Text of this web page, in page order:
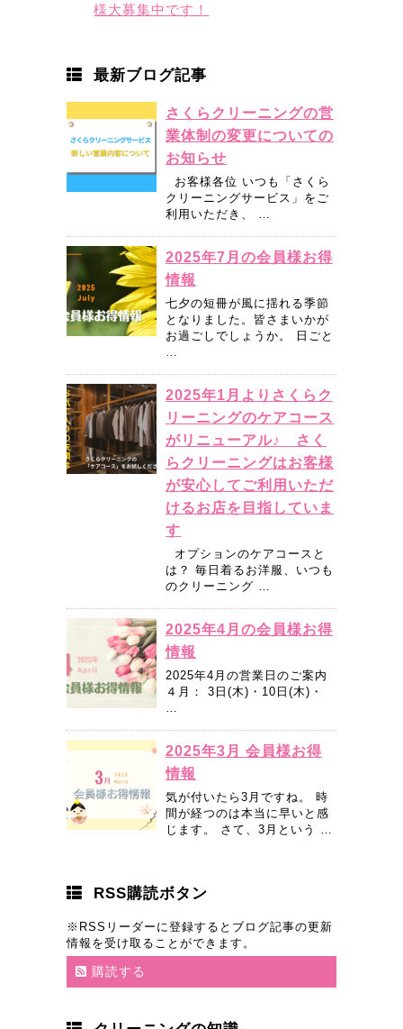
様大募集中です！
最新ブログ記事
さくらクリーニングの営
業体制の変更についての
お知らせ
お客様各位 いつも「さくら
クリーニングサービス」をご
利用いただき、 …
2025年7月の会員様お得
情報
七夕の短冊が風に揺れる季節
となりました。皆さまいかが
お過ごしでしょうか。 日ごと
…
2025年1月よりさくらク
リーニングのケアコース
がリニューアル♪ さく
らクリーニングはお客様
が安心してご利用いただ
けるお店を目指していま
す
オプションのケアコースと
は？ 毎日着るお洋服、いつも
のクリーニング …
2025年4月の会員様お得
情報
2025年4月の営業日のご案内
４月： 3日(木)・10日(木)・
…
2025年3月 会員様お得
情報
気が付いたら3月ですね。 時
間が経つのは本当に早いと感
じます。 さて、3月という …
RSS購読ボタン
※RSSリーダーに登録するとブログ記事の更新
情報を受け取ることができます。
購読する